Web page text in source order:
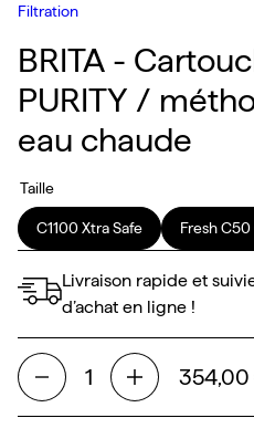
Filtration
BRITA -
PURITY /
eau chaude
Taille
C1100 Xtra Safe Fresh C50
Livraison rapide et
d’achat en ligne !